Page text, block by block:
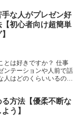
な人がプレゼン好
【初心者向け超簡単
とは好きですか？ 仕事
ンテーションや人前で話
はどのくらいいるので
方法【優柔不断な
う】